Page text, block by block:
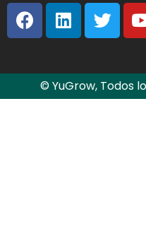
© YuGrow, Todos